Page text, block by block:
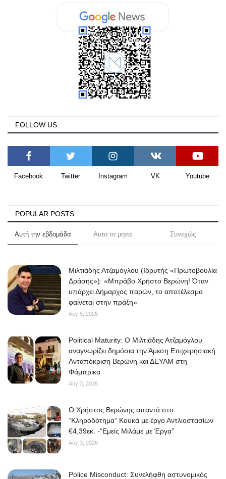
FOLLOW US
Facebook Twitter Instagram VK Youtube
POPULAR POSTS
Αυτή την εβδομάδα Αυτο το μηνα Συνεχώς
Μιλτιάδης Ατζαμόγλου (Ιδρυτής «Πρωτοβουλία
Δράσης»): «Μπράβο Χρήστο Βερώνη! Όταν
υπάρχει Δήμαρχος παρών, το αποτέλεσμα
φαίνεται στην πράξη»
Αυγ 5, 2026
Political Maturity: Ο Μιλτιάδης Ατζαμόγλου
αναγνωρίζει δημόσια την Άμεση Επιχειρησιακή
Ανταπόκριση Βερώνη και ΔΕΥΑΜ στη
Φάμπρικα
Αυγ 3, 2026
O Χρήστος Βερώνης απαντά στο
“Κληροδότημα” Κουκά με έργο Αντλιοστασίων
€4,39εκ. -“Εμείς Μιλάμε με Έργα”
Αυγ 3, 2026
Police Misconduct: Συνελήφθη αστυνομικός